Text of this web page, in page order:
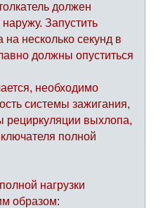
должен
Запустить
на несколько секунд в
должны опуститься
необходимо
системы зажигания,
рециркуляции выхлопа,
полной
нагрузки
образом: